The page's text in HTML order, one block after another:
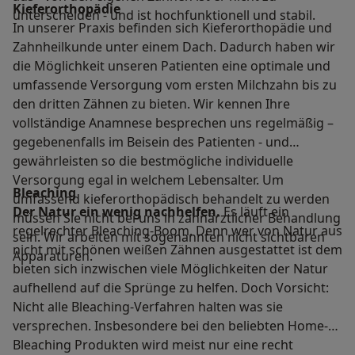
unterscheiden - und ist hochfunktionell und stabil.
Kieferorthopädie
In unserer Praxis befinden sich Kieferorthopädie und
Zahnheilkunde unter einem Dach. Dadurch haben wir
die Möglichkeit unseren Patienten eine optimale und
umfassende Versorgung vom ersten Milchzahn bis zu
den dritten Zähnen zu bieten. Wir kennen Ihre
vollständige Anamnese besprechen uns regelmäßig –
gegebenenfalls im Beisein des Patienten - und
gewährleisten so die bestmögliche individuelle
Versorgung egal in welchem Lebensalter. Um
umfassend kieferorthopädisch behandelt zu werden
müssen Sie nicht bei uns in zahnärztlicher Behandlung
sein. Wir arbeiten mit sogenannten nicht sichtbaren
Apparaturen.
Bleaching
Der Natur ein wenig nachhelfen.Es läuft ein
regelrechter Bleaching-Boom. Denn wer von Natur aus
nicht mit schönen weißen Zähnen ausgestattet ist dem
bieten sich inzwischen viele Möglichkeiten der Natur
aufhellend auf die Sprünge zu helfen. Doch Vorsicht:
Nicht alle Bleaching-Verfahren halten was sie
versprechen. Insbesondere bei den beliebten Home-
Bleaching Produkten wird meist nur eine recht